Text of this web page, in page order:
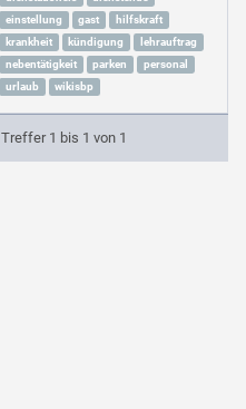
einstellung
gast
hilfskraft
krankheit
kündigung
lehrauftrag
nebentätigkeit
parken
personal
urlaub
wikisbp
Treffer 1 bis 1 von 1